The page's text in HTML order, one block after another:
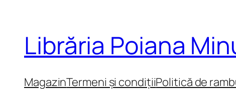
conținut
Librăria Poiana
MagazinTermeni și condițiiPolitică de